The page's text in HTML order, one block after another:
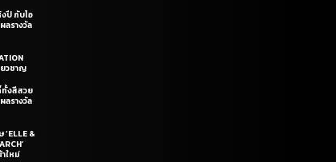
งปี กับไอ
ลรางวัล
วชาญ
ทั้งสีสวย
ลรางวัล
&
ใหม่